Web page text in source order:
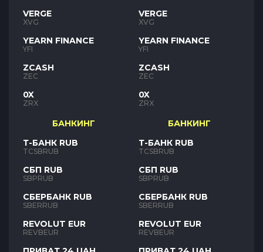
VERGE
XVG
YEARN FINANCE
YFI
ZCASH
ZEC
0X
ZRX
БАНКИНГ
Т-БАНК RUB
TCSBRUB
СБП RUB
SBPRUB
СБЕРБАНК RUB
SBERRUB
REVOLUT EUR
REVBEUR
VERGE
XVG
YEARN FINANCE
YFI
ZCASH
ZEC
0X
ZRX
БАНКИНГ
Т-БАНК RUB
TCSBRUB
СБП RUB
SBPRUB
СБЕРБАНК RUB
SBERRUB
REVOLUT EUR
REVBEUR